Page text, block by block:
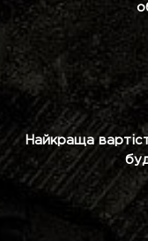
Найкраща